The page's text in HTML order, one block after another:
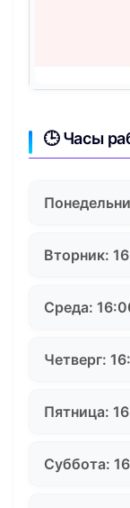
🕒 Часы
Вторник:
Среда:
Четверг:
Пятница:
Суббота: